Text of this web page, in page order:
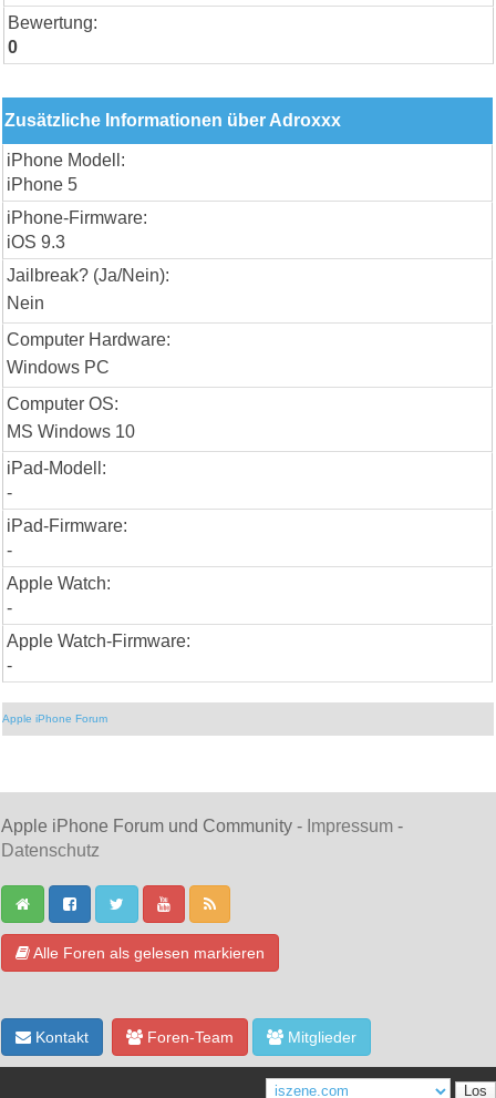
Bewertung:
0
Zusätzliche Informationen über Adroxxx
iPhone Modell:
iPhone 5
iPhone-Firmware:
iOS 9.3
Jailbreak? (Ja/Nein):
Nein
Computer Hardware:
Windows PC
Computer OS:
MS Windows 10
iPad-Modell:
-
iPad-Firmware:
-
Apple Watch:
-
Apple Watch-Firmware:
-
Apple iPhone Forum
Apple iPhone Forum und Community - Impressum -
Datenschutz
Alle Foren als gelesen markieren
Kontakt Foren-Team Mitglieder